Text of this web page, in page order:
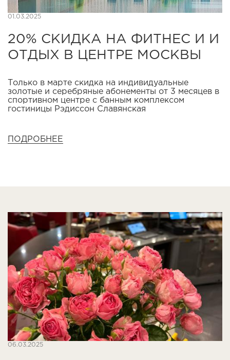
01.03.2025
20% СКИДКА НА ФИТНЕС И И
ОТДЫХ В ЦЕНТРЕ МОСКВЫ
Только в марте скидка на индивидуальные
золотые и серебряные абонементы от 3 месяцев в
спортивном центре с банным комплексом
гостиницы Рэдиссон Славянская
ПОДРОБНЕЕ
06.03.2025